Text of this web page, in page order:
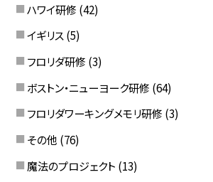
ハワイ研修 (42)
イギリス (5)
フロリダ研修 (3)
ボストン・ニューヨーク研修 (64)
フロリダワーキングメモリ研修 (3)
その他 (76)
魔法のプロジェクト (13)